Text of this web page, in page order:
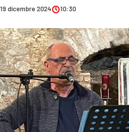
SANITÀ
AMBIENTE
SOCIETÀ
CULTURA
ECONOMIA E LAVORO
EVENTI
19 dicembre 2024 10:30